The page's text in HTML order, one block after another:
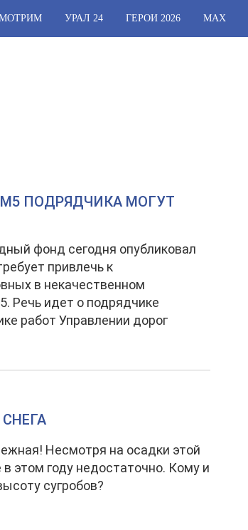
УРАЛ 24 ГЕРОИ 2026 МАХ
ПОДРЯДЧИКА МОГУТ
фонд сегодня опубликовал
привлечь к
в некачественном
Речь идет о подрядчике
работ Управлении дорог
Несмотря на осадки этой
в этом году недостаточно. Кому и
сугробов?